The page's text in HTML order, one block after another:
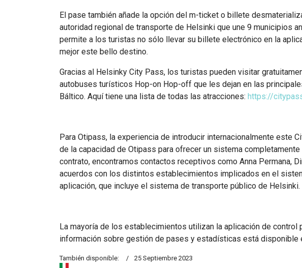
El pase también añade la opción del m-ticket o billete
autoridad regional de transporte de Helsinki que une 9 municipios
permite a los turistas no sólo llevar su billete electrónico en la
mejor este bello destino.
Gracias al Helsinky City Pass, los turistas pueden visitar
autobuses turísticos Hop-on Hop-off que les dejan en las
Báltico. Aquí tiene una lista de todas las atracciones: https://
Para Otipass, la experiencia de introducir internacionalmente este
de la capacidad de Otipass para ofrecer un sistema
contrato, encontramos contactos receptivos como Anna Permana,
acuerdos con los distintos establecimientos implicados en el
aplicación, que incluye el sistema de transporte público de Helsinki.
La mayoría de los establecimientos utilizan la aplicación de
información sobre gestión de pases y estadísticas está disponible
También disponible: 25 Septiembre 2023